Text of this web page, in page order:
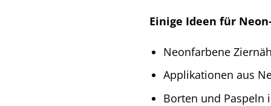
Einige Ideen für
Neonfarbene
Applikationen aus
Borten und Paspeln